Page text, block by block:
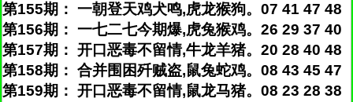
第155期： 一朝登天鸡犬鸣,虎龙猴狗。07 41 47 48
第156期： 一七二七今期爆,虎兔猴鸡。26 29 37 40
第157期： 开口恶毒不留情,牛龙羊猪。20 28 40 48
第158期： 合并围困歼贼盗,鼠兔蛇鸡。08 43 45 47
第159期： 开口恶毒不留情,鼠龙马猪。08 23 28 38